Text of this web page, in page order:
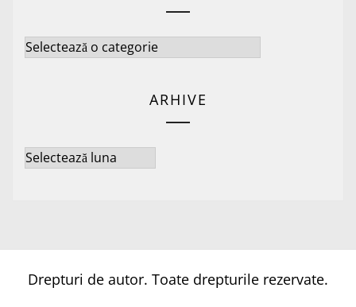
Categorii
ARHIVE
Arhive
Drepturi de autor. Toate drepturile rezervate.